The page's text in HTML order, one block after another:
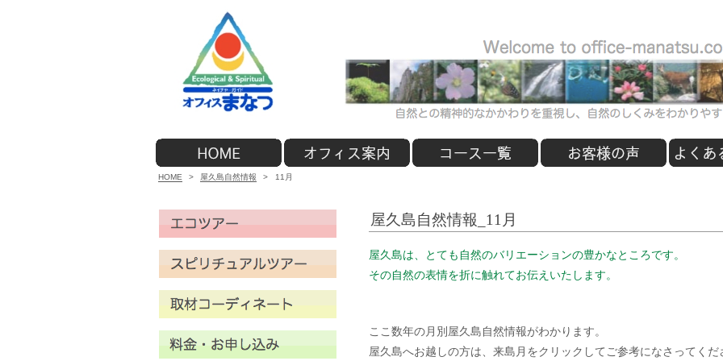
HOME > 屋久島自然情報 > 11月
屋久島自然情報_11月
屋久島は、とても自然のバリエーションの豊かなところです。
その自然の表情を折に触れてお伝えいたします。
ここ数年の月別屋久島自然情報がわかります。
屋久島へお越しの方は、来島月をクリックしてご参考になさってくだ